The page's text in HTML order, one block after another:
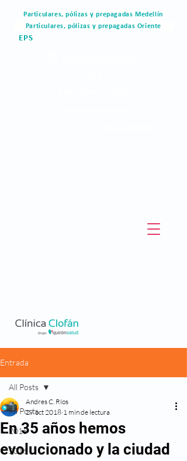
Particulares, pólizas y prepagadas Medellín
Particulares, pólizas y prepagadas Oriente
EPS
Entrada
All Posts
2015
2016
All Posts
En 35 años hemos
evolucionado y la ciudad
Andres C. Ríos
27 oct 2018 1 min de lectura